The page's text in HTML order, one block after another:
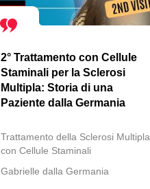
2° Trattamento con Cellule
Staminali per la Sclerosi
Multipla: Storia di una
Paziente dalla Germania
Trattamento della Sclerosi Multipla
con Cellule Staminali
Gabrielle dalla Germania